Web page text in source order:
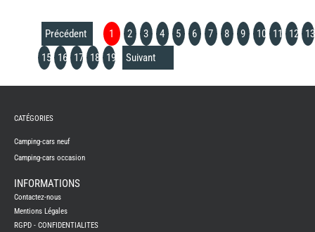
Précédent 1 2 3 4 5 6 7 8 9 10 11 12
13
15
16 17 18 19 Suivant
CAMPING-
NEUFS
CAMPING-
CAMPING-
BENIMAR
CAMPING-
CATÉGORIES
Camping-cars neuf
Camping-cars occasion
INFORMATIONS
Contactez-nous
Mentions Légales
RGPD - CONFIDENTIALITES